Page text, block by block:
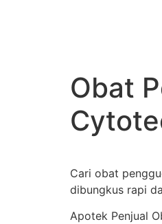
Obat
Cari obat
dibungkus rapi
Apotek Penjual